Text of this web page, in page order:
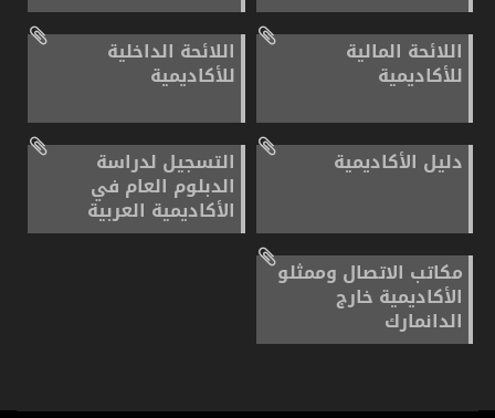
اللائحة المالية
للأكاديمية
اللائحة الداخلية
للأكاديمية
دليل الأكاديمية التسجيل لدراسة
الدبلوم العام في
الأكاديمية العربية
مكاتب الاتصال وممثلو
الأكاديمية خارج
الدانمارك